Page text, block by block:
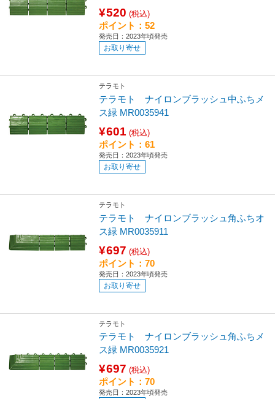
¥520 (税込)
ポイント：52
発売日：2023年頃発売
お取り寄せ
テラモト
テラモト ナイロンブラッシュ中ふちメ
ス緑 MR0035941
¥601 (税込)
ポイント：61
発売日：2023年頃発売
お取り寄せ
テラモト
テラモト ナイロンブラッシュ角ふちオ
ス緑 MR0035911
¥697 (税込)
ポイント：70
発売日：2023年頃発売
お取り寄せ
テラモト
テラモト ナイロンブラッシュ角ふちメ
ス緑 MR0035921
¥697 (税込)
ポイント：70
発売日：2023年頃発売